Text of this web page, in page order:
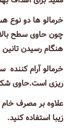
خرمالو ها دو
چون حاوی سطح
هنگام رسیدن
خرمالو آرام
ریزی است.حاوی
علاوه بر مصرف خام
زیبا استفاده کنید.